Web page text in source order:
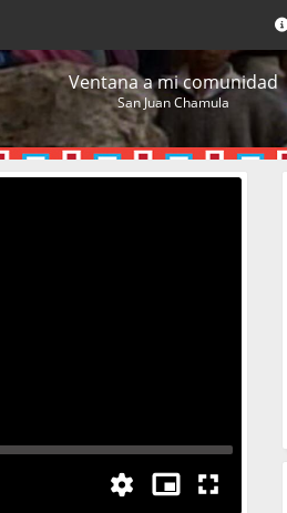
Ventana a mi comunidad
San Juan Chamula